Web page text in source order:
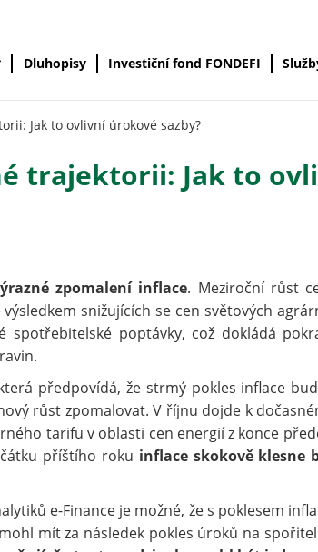
Dluhopisy Investiční fond FONDEFI
Jak to ovlivní úrokové sazby?
trajektorii: Jak to
zpomalení inflace. Meziroční růst
snižujících se cen světových
spotřebitelské poptávky, což dokládá
předpovídá, že strmý pokles inflace
růst zpomalovat. V říjnu dojde k
tarifu v oblasti cen energií z konce
příštího roku inflace skokově klesne
e-Finance je možné, že s poklesem
mít za následek pokles úroků na